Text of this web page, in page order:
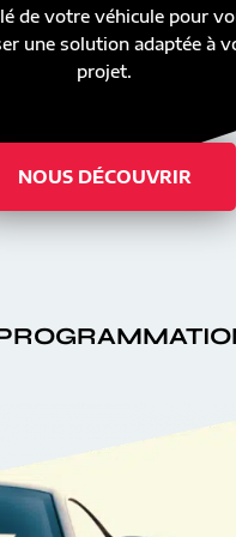
de votre véhicule pour
une solution adaptée à
projet.
NOUS DÉCOUVRIR